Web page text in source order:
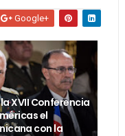
Google+
XVII Conferencia
el
con la